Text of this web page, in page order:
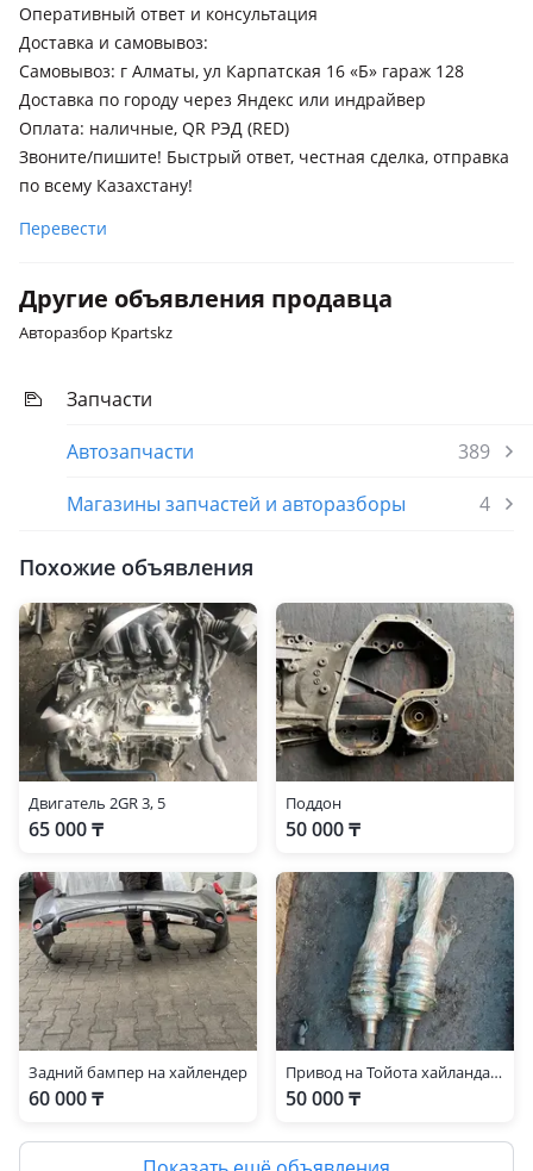
Оперативный ответ и консультация
Доставка и самовывоз:
Самовывоз: г Алматы, ул Карпатская 16 «Б» гараж 128
Доставка по городу через Яндекс или индрайвер
Оплата: наличные, QR РЭД (RED)
Звоните/пишите! Быстрый ответ, честная сделка, отправка
по всему Казахстану!
Перевести
Другие объявления продавца
Авторазбор Kpartskz
Запчасти
Автозапчасти
389
Магазины запчастей и авторазборы
4
Похожие объявления
Двигатель 2GR 3, 5
65 000 ₸
Поддон
50 000 ₸
Задний бампер на хайлендер
60 000 ₸
Привод на Тойота хайландар 4 wd
50 000 ₸